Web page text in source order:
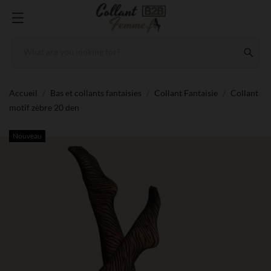
Accueil Bas et collants fantaisies Collant Fantaisie
Collant
motif zèbre 20 den
Nouveau